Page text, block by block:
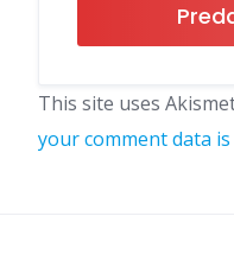
This site uses
your comment data is